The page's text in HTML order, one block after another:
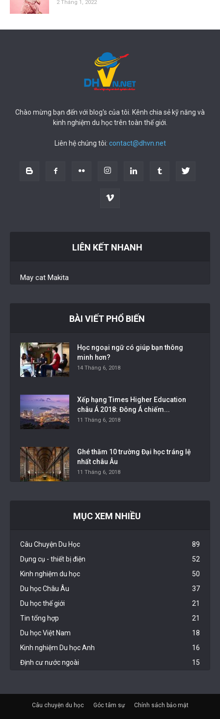
2 Tháng 1, 2022
Chào mừng bạn đến với blog's của tôi. Kênh chia sẻ kỹ năng và
kinh nghiệm du học trên toàn thế giới.
Liên hệ chúng tôi: contact@dhvn.net
LIÊN KẾT NHANH
May cat Makita
BÀI VIẾT PHỔ BIẾN
Học ngoại ngữ có giúp bạn thông
minh hơn?
14 Tháng 6, 2018
Xếp hạng Times Higher Education
châu Á 2018: Đông Á chiếm...
11 Tháng 6, 2018
Ghé thăm 10 trường Đại học tráng lệ
nhất châu Âu
11 Tháng 6, 2018
MỤC XEM NHIỀU
Câu Chuyện Du Học
89
Dụng cụ - thiết bị điện
52
Kinh nghiệm du học
50
Du học Châu Âu
37
Du học thế giới
21
Tin tổng hợp
21
Du học Việt Nam
18
Kinh nghiệm Du học Anh
16
Định cư nước ngoài
15
Câu chuyện du học Góc tâm sự Chính sách bảo mật